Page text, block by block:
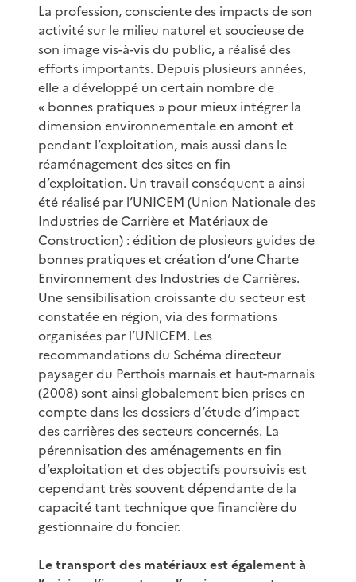
La profession, consciente des impacts de son
activité sur le milieu naturel et soucieuse de
son image vis-à-vis du public, a réalisé des
efforts importants. Depuis plusieurs années,
elle a développé un certain nombre de
« bonnes pratiques » pour mieux intégrer la
dimension environnementale en amont et
pendant l’exploitation, mais aussi dans le
réaménagement des sites en fin
d’exploitation. Un travail conséquent a ainsi
été réalisé par l’UNICEM (Union Nationale des
Industries de Carrière et Matériaux de
Construction) : édition de plusieurs guides de
bonnes pratiques et création d’une Charte
Environnement des Industries de Carrières.
Une sensibilisation croissante du secteur est
constatée en région, via des formations
organisées par l’UNICEM. Les
recommandations du Schéma directeur
paysager du Perthois marnais et haut-marnais
(2008) sont ainsi globalement bien prises en
compte dans les dossiers d’étude d’impact
des carrières des secteurs concernés. La
pérennisation des aménagements en fin
d’exploitation et des objectifs poursuivis est
cependant très souvent dépendante de la
capacité tant technique que financière du
gestionnaire du foncier.
Le transport des matériaux est également à